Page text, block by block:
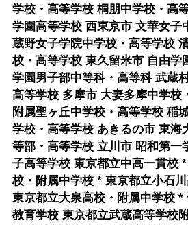
学校・高等学校 桐朋中学校・高
学園高等学校 西東京市 文華女子
蔵野女子学院中学校・高等学校
校・高等学校 東久留米市 自由学
学園男子部中等科・高等科 武蔵
高等学校 多摩市 大妻多摩中学校
附属聖ヶ丘中学校・高等学校 稲
学校・高等学校 あきるの市 東海
等部・高等学校 立川市 昭和第一
子高等学校 東京都立中高一貫校
校・附属中学校 * 東京都立小石
東京都立大泉高校・附属中学校 *
教育学校 東京都立武蔵高等学校